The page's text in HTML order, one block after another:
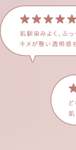
1レビ
*レビュー投稿